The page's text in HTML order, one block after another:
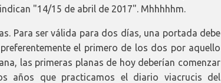
"14/15 de abril de 2017". Mhhhhhm.
Para ser válida para dos días, una portada debe
el primero de los dos por aquello
las primeras planas de hoy deberían comenzar
años que practicamos el diario viacrucis del